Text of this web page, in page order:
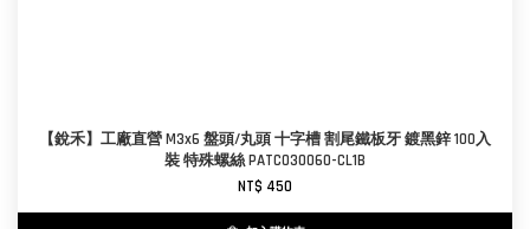
【銳禾】工廠直營 M3x6 盤頭/丸頭 十字槽 割尾鐵板牙 鍍黑鋅 100入
裝 特殊螺絲 PATC030060-CL1B
NT$ 450